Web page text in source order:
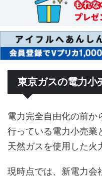
東京ガスの電力小
電力完全自由化の前か
行っている電力小売業
天然ガスを使用した火
現時点では、新電力会